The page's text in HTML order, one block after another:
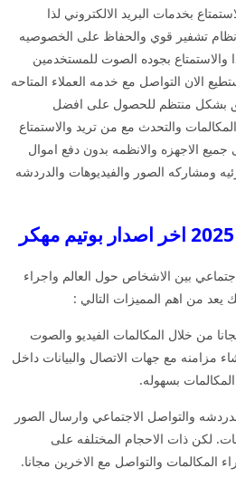
بخدمات البريد الالكتروني لذا
تشفير قوي والحفاظ على الخصوصيه
والاستمتاع بجوده الصوت للمستخدمين
الان التواصل مع خدمه العملاء المتاحه
بشكل منتظم للحصول على افضل
والتحدث مع من تريد والاستمتاع
الاجهزه والانظمه بدون دفع اموال
ومشاركه الصور والفيديوهات والدردشه
بين الاشخاص حول العالم واجراء
يعد من اهم المميزات التالي :
من خلال المكالمات الفيديو والصوت
مزامنه مع جهات الاتصال والبيانات داخل
بسهوله.
والتواصل الاجتماعي وارسال الصور
لكن ذات الاحجام المختلفه على
المكالمات والتواصل مع الاخرين مجانا.